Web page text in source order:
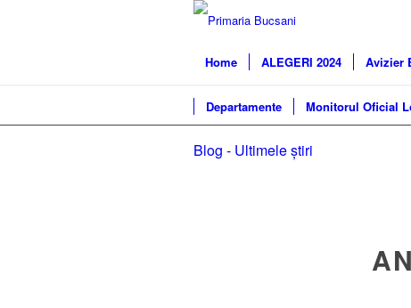
Home ALEGERI 2024 Avizier
Departamente Monitorul Oficial
Blog - Ultimele știri